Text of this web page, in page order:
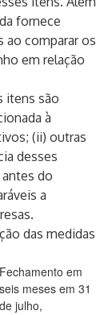
fornece
ao comparar os
em relação
itens são
à
(ii) outras
desses
do
​​a
das medidas
Fechamento em
seis meses em 31
de julho,